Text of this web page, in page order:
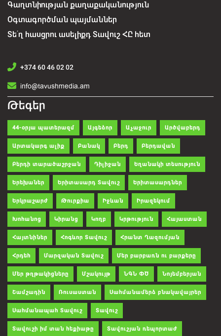
Գաղտնիության քաղաքականություն
Օգտագործման պայմաններ
Տե՛ղ հասցրու ասելիքդ Տավուշ ՀԸ հետ
+374 60 46 02 02
info@tavushmedia.am
Թեգեր
44-օրյա պատերազմ Այգեձոր Աչաջուր Արծվաբերդ
Արտակարգ ալիք Բանակ Բերդ Բերդավան
Բերդի տարածաշրջան Դիլիջան Եղանակի տեսություն
Երեխաներ Երիտասարդ Տավուշ Երիտասարդներ
Երկրաշարժ Թուրքիա Իջևան Իրազեկում
Խոհանոց Կիրանց Կողբ Կրթություն Հայաստան
Հայտնիներ Հոգևոր Տավուշ Հրանտ Ղազումյան
Հրդեհ Մարզական Տավուշ Մեր բարբառն ու բարքերը
Մեր թղթակիցները Մշակույթ ՆԳՆ ՓԾ Նոյեմբերյան
Շամշադին Ռուսաստան Սահմանամերձ բնակավայրեր
Սահմանապահ Տավուշ Տավուշ
Տավուշի իմ տան հեքիաթը Տավուշյան ռեպորտաժ